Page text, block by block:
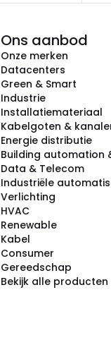
Ons aanbod
Onze merken
Datacenters
Green & Smart
Industrie
Installatiemateriaal
Kabelgoten &
Energie distributie
Building automation
Data & Telecom
Industriële
Verlichting
HVAC
Renewable
Kabel
Consumer
Gereedschap
Bekijk alle producten